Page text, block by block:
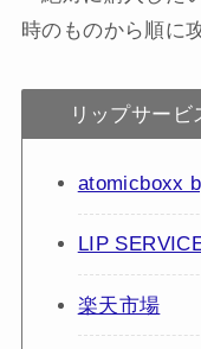
時のものから順に
リップサー
atomicboxx
LIP
楽天市場